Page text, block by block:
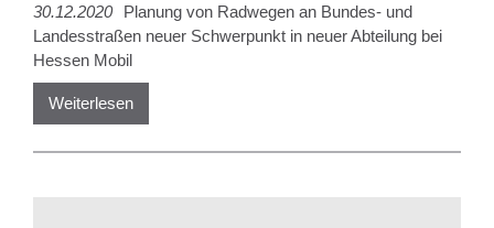
30.12.2020
Planung von Radwegen an Bundes- und
Landesstraßen neuer Schwerpunkt in neuer Abteilung bei
Hessen Mobil
Weiterlesen